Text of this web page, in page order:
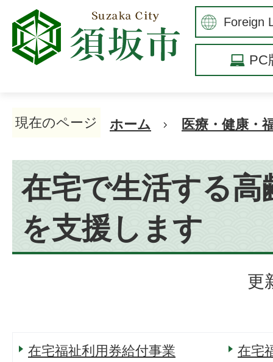
PC
現在のページ ホーム 医療・健康・
在宅で生活する高
を支援します
更
在宅福祉利用券給付事業
在宅